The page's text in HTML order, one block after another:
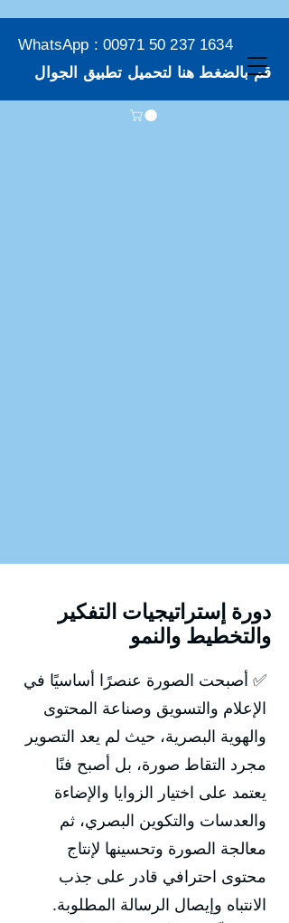
WhatsApp : 00971 50 237 1634
قم بالضغط هنا لتحميل تطبيق الجوال
دورة إستراتيجيات التفكير
والتخطيط والنمو
✅ أصبحت الصورة عنصرًا أساسيًا في
الإعلام والتسويق وصناعة المحتوى
والهوية البصرية، حيث لم يعد التصوير
مجرد التقاط صورة، بل أصبح فنًا
يعتمد على اختيار الزوايا والإضاءة
والعدسات والتكوين البصري، ثم
معالجة الصورة وتحسينها لإنتاج
محتوى احترافي قادر على جذب
الانتباه وإيصال الرسالة المطلوبة.